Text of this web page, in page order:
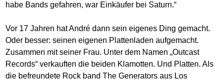
habe Bands gefahren, war Einkäufer bei Saturn.“
Vor 17 Jahren hat André dann sein eigenes Ding gemacht.
Oder besser: seinen eigenen Plattenladen aufgemacht.
Zusammen mit seiner Frau. Unter dem Namen „Outcast
Records“ verkauften die beiden Klamotten. Und Platten. Als
die befreundete Rock band The Generators aus Los